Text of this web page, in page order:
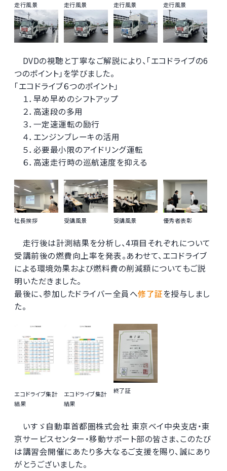
走行風景 走行風景 走行風景 走行風景
DVDの視聴と丁寧なご解説により、「エコドライブの6
つのポイント」を学びました。
「エコドライブ６つのポイント」
１．早め早めのシフトアップ
２．高速段の多用
３．一定速運転の励行
４．エンジンブレーキの活用
５．必要最小限のアイドリング運転
６．高速走行時の巡航速度を抑える
社長挨拶 受講風景 受講風景 優秀者表彰
走行後は計測結果を分析し、4項目それぞれについて
受講前後の燃費向上率を発表。あわせて、エコドライブ
による環境効果および燃料費の削減額についてもご説
明いただきました。
最後に、参加したドライバー全員へ修了証を授与しまし
た。
エコドライブ集計
結果
エコドライブ集計
結果
終了証
いすゞ自動車首都圏株式会社 東京ベイ中央支店・東
京サービスセンター・移動サポート部の皆さま、このたび
は講習会開催にあたり多大なるご支援を賜り、誠にあり
がとうございました。